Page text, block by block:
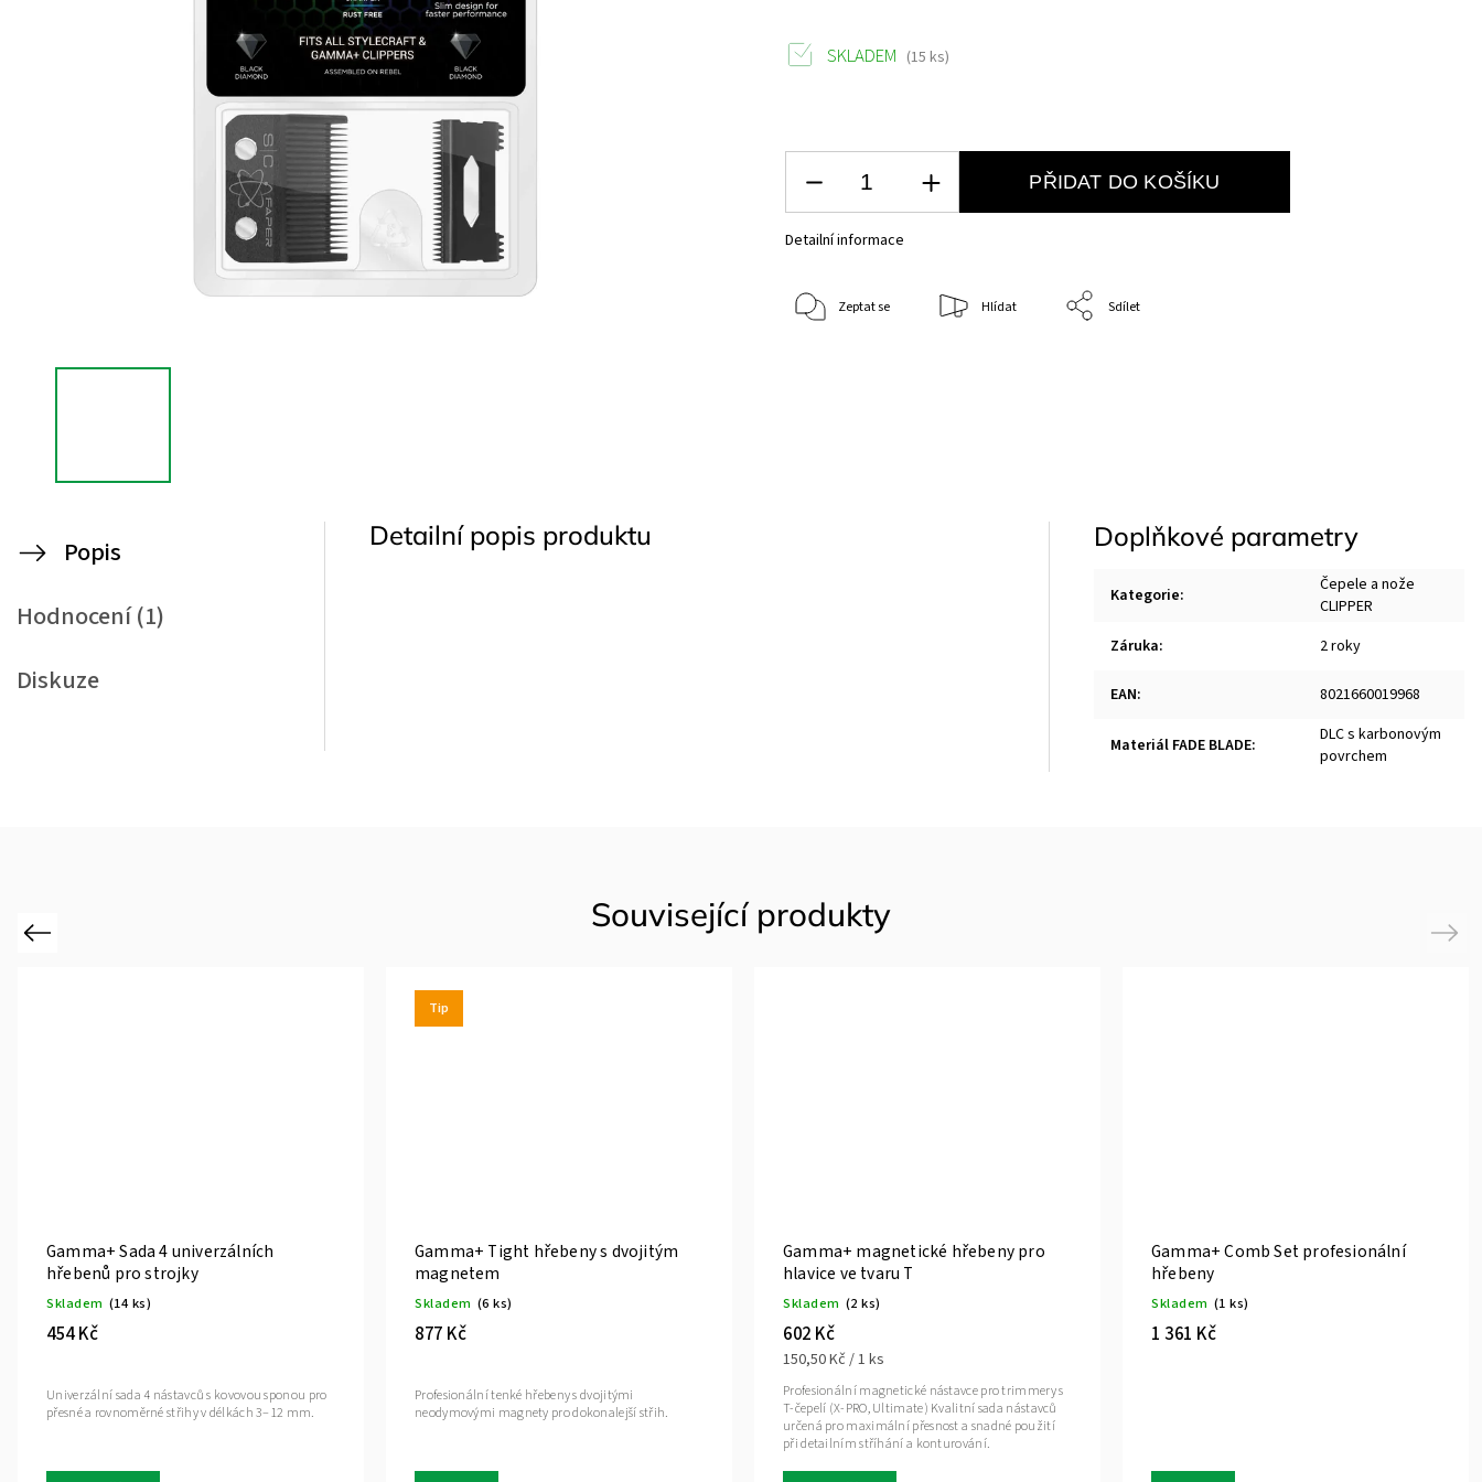
SKLADEM (15 ks)
PŘIDAT DO KOŠÍKU
Detailní informace
Zeptat se Hlídat Sdílet
Popis
Hodnocení (1)
Diskuze
Detailní popis produktu Doplňkové parametry
Kategorie:
Čepele a nože
CLIPPER
Záruka: 2 roky
EAN: 8021660019968
Materiál FADE BLADE:
DLC s karbonovým
povrchem
Související produkty
Previous
Gamma+ Sada 4 univerzálních
hřebenů pro strojky
Skladem (14 ks)
454 Kč
Univerzální sada 4 nástavců s kovovou sponou pro
přesné a rovnoměrné střihy v délkách 3–12 mm.
Tip
Gamma+ Tight hřebeny s dvojitým
magnetem
Skladem (6 ks)
877 Kč
Profesionální tenké hřebeny s dvojitými
neodymovými magnety pro dokonalejší střih.
Gamma+ magnetické hřebeny pro
hlavice ve tvaru T
Skladem (2 ks)
602 Kč
150,50 Kč / 1 ks
Profesionální magnetické nástavce pro trimmery s
T-čepelí (X-PRO, Ultimate) Kvalitní sada nástavců
určená pro maximální přesnost a snadné použití
při detailním stříhání a konturování.
Gamma+ Comb Set profesionální
hřebeny
Skladem (1 ks)
1 361 Kč
Next